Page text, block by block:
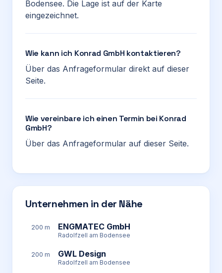
Bodensee. Die Lage ist auf der Karte
eingezeichnet.
Wie kann ich Konrad GmbH kontaktieren?
Über das Anfrageformular direkt auf dieser
Seite.
Wie vereinbare ich einen Termin bei Konrad
GmbH?
Über das Anfrageformular auf dieser Seite.
Unternehmen in der Nähe
200 m ENGMATEC GmbH
Radolfzell am Bodensee
200 m GWL Design
Radolfzell am Bodensee